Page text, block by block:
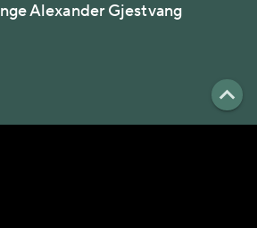
Alexander Gjestvang